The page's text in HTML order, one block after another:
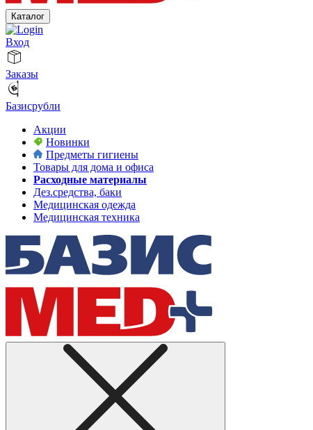
Каталог
Вход
Заказы
Базисрубли
Акции
Новинки
Предметы гигиены
Товары для дома и офиса
Расходные материалы
Дез.средства, баки
Медицинская одежда
Медицинская техника